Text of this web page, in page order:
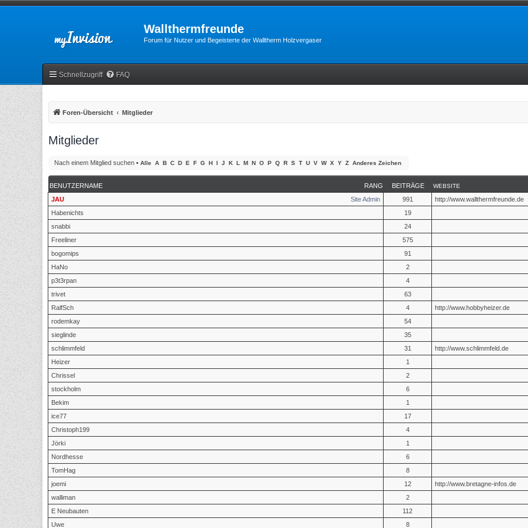
Wallthermfreunde
Forum für Nutzer und Begeisterte der Walltherm Holzvergaser
Schnellzugriff FAQ
Foren-Übersicht Mitglieder
Mitglieder
Nach einem Mitglied suchen • Alle A B C D E F G H I J K L M N O P Q R S T U V W X Y Z Anderes Zeichen
RANG
BENUTZERNAME BEITRÄGE WEBSITE
Site Admin
JAU 991 http://www.wallthermfreunde.de
Habenichts
19
snabbi
24
Freeliner
575
bogomips
91
HaNo
2
p3t3rpan
4
trivet
63
RalfSch
4 http://www.hobbyheizer.de
rodemkay
54
sieglinde
35
schlimmfeld
31 http://www.schlimmfeld.de
Heizer
1
Chrissel
2
stockholm
6
Bekim
1
ice77
17
Christoph199
4
Jörki
1
Nordhesse
6
TomHag
8
joemi
12 http://www.bretagne-infos.de
walliman
2
E Neubauten
112
Uwe
8